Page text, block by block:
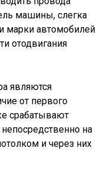
машины, слегка
марки автомобилей
отодвигания
являются
от первого
срабатывают
на
и через них